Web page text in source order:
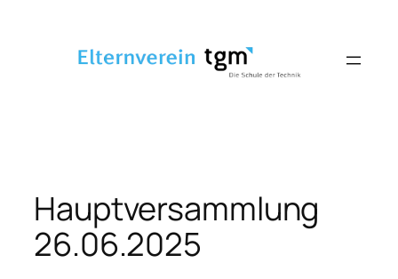
Hauptversammlung
26.06.2025